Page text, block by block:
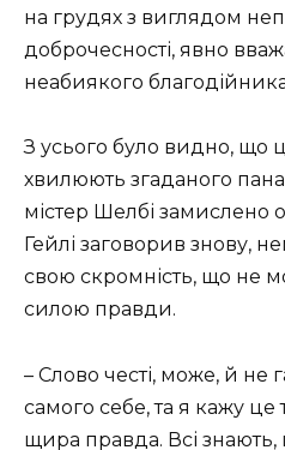
на грудях з виглядом
доброчесності, явно
неабиякого
З усього було видно, що
хвилюють згаданого
містер Шелбі замислено
Гейлі заговорив знову,
свою скромність, що не
силою правди.
– Слово честі, може, й не
самого себе, та я кажу
щира правда. Всі знають,